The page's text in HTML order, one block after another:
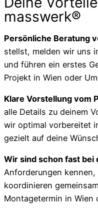
masswerk®
Persönliche Beratung
stellst, melden wir uns
und führen ein erstes
Projekt in Wien oder
Klare Vorstellung vom
alle Details zu deinem
wir optimal vorbereitet
gezielt auf deine
Wir sind schon fast bei
Anforderungen
koordinieren
Montagetermin in Wien